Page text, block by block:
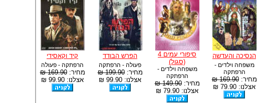
הנסיכה והעדשה
משפחה וילדים -
הרפתקה
מחיר:169.90 ₪
אצלנו: 79.90 ₪
סיפורי עמים 4
(סגול)
משפחה וילדים -
הרפתקה
מחיר:149.90 ₪
אצלנו: 79.90 ₪
הפרש הבודד
פעולה - הרפתקה
מחיר:199.90 ₪
אצלנו: 99.90 ₪
קיד וקאסידי
הרפתקה - פעולה
מחיר:169.90 ₪
אצלנו: 99.90 ₪